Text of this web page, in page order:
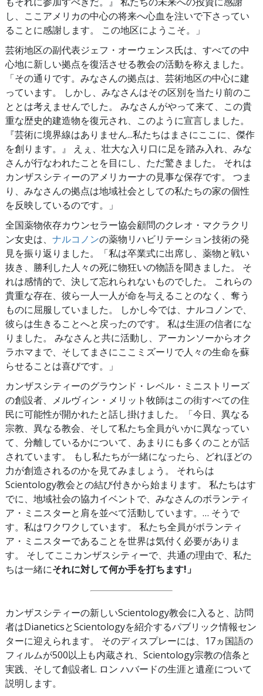
し、ここアメリカの中心の将来へ心血を注いで下さってい
ることに感謝します。 この地区にようこそ。」
芸術地区の副代表ジェフ・オーウェンス氏は、すべての中
心地に新しい拠点を復活させる教会の活動を称えました。
「その通りです。みなさんの拠点は、芸術地区の中心に建
っています。 しかし、みなさんはその区別を当たり前のこ
ととは考えませんでした。 みなさんがやって来て、この貴
重な歴史的建造物を復元され、このように宣言しました。
『芸術に境界線はありません...私たちはまさにここに、傑作
を創ります。』 えぇ、壮大な入り口に足を踏み入れ、みな
さんが行なわれたことを目にし、ただ驚きました。 それは
カンザスシティーのアメリカーナの見事な保存です。 つま
り、みなさんの拠点は地域社会としての私たちの家の個性
を反映しているのです。」
全国薬物依存カウンセラー協会顧問のクレオ・マクラクリ
ン女史は、 ナルコノンの薬物リハビリテーション技術の発
見を振り返りました。「私は卒業式に出席し、薬物と戦い
抜き、勝利した人々の死に物狂いの物語を聞きました。 そ
れは感情的で、決して忘れられないものでした。 これらの
貴重な存在、彼ら一人一人が命を与えることのなく、奪う
ものに屈服していました。 しかし今では、ナルコノンで、
彼らは生きることへと戻ったのです。 私は生涯の信者にな
りました。 みなさんと共に活動し、アーカンソーからオク
ラホマまで、そしてまさにここミズーリで人々の生命を蘇
らせることは喜びです。」
カンザスシティーのグラウンド・レベル・ミニストリーズ
の創設者、メルヴィン・メリット牧師はこの街すべての住
民に可能性が開かれたと話し掛けました。「今日、異なる
宗教、異なる教会、そして私たち全員がいかに異なってい
て、分離しているかについて、あまりにも多くのことが話
されています。 もし私たちが一緒になったら、どれほどの
力が創造されるのかを見てみましょう。 それらは
Scientology教会との結び付きから始まります。 私たちはす
でに、地域社会の協力イベントで、みなさんのボランティ
ア・ミニスターと肩を並べて活動しています。… そうで
す。私はワクワクしています。 私たち全員がボランティ
ア・ミニスターであることを世界は気付く必要がありま
す。 そしてここカンザスシティーで、共通の理由で、私た
ちは一緒にそれに対して何か手を打ちます!」
カンザスシティーの新しいScientology教会に入ると、訪問
者はDianeticsとScientologyを紹介するパブリック情報セン
ターに迎えられます。 そのディスプレーには、17ヵ国語の
フィルムが500以上も内蔵され、Scientology宗教の信条と
実践、そして創設者L. ロン ハバードの生涯と遺産について
説明します。